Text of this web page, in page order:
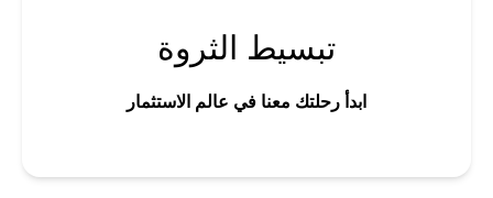
تبسيط الثروة
ابدأ رحلتك معنا في عالم الاستثمار